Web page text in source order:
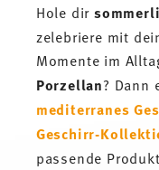
Hole dir
zelebriere mit
Momente im
Porzellan? Dann
mediterranes
Geschirr-
passende